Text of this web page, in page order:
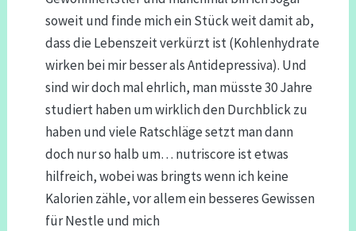
soweit und finde mich ein Stück weit damit ab,
dass die Lebenszeit verkürzt ist (Kohlenhydrate
wirken bei mir besser als Antidepressiva). Und
sind wir doch mal ehrlich, man müsste 30 Jahre
studiert haben um wirklich den Durchblick zu
haben und viele Ratschläge setzt man dann
doch nur so halb um… nutriscore ist etwas
hilfreich, wobei was bringts wenn ich keine
Kalorien zähle, vor allem ein besseres Gewissen
für Nestle und mich